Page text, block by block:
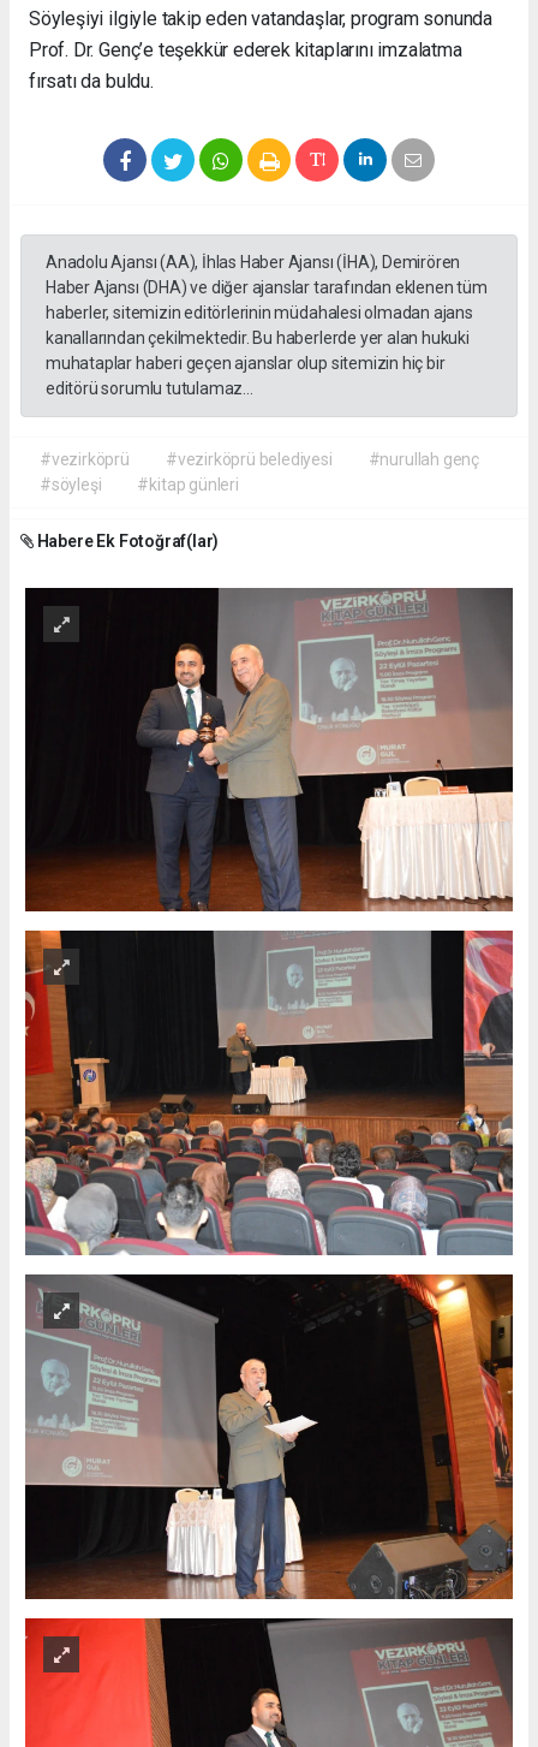
Söyleşiyi ilgiyle takip eden vatandaşlar, program sonunda
Prof. Dr. Genç’e teşekkür ederek kitaplarını imzalatma
fırsatı da buldu.
Anadolu Ajansı (AA), İhlas Haber Ajansı (İHA), Demirören
Haber Ajansı (DHA) ve diğer ajanslar tarafından eklenen tüm
haberler, sitemizin editörlerinin müdahalesi olmadan ajans
kanallarından çekilmektedir. Bu haberlerde yer alan hukuki
muhataplar haberi geçen ajanslar olup sitemizin hiç bir
editörü sorumlu tutulamaz...
#vezirköprü #vezirköprü belediyesi
#nurullah genç
#söyleşi
#kitap günleri
Habere Ek Fotoğraf(lar)